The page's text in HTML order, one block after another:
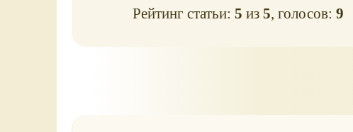
Рейтинг статьи:5 из5, голосов:9